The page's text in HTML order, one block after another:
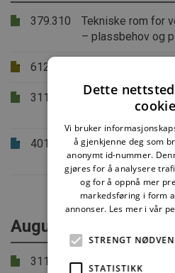
379.310
Tekniske rom for
– plassbehov og
612.011
311.110
Arealdisponering
værharde
401.104
Standarder for
Oversikt og
August 2025
311.109 Kartlegging av
Dette
Vi bruker
å gjenkjenne deg som
anonymt id-nummer.
gjøres for å analysere
og for å oppnå mer
markedsføring i form
annonser. Les mer i vår
STRENGT
STATISTIKK